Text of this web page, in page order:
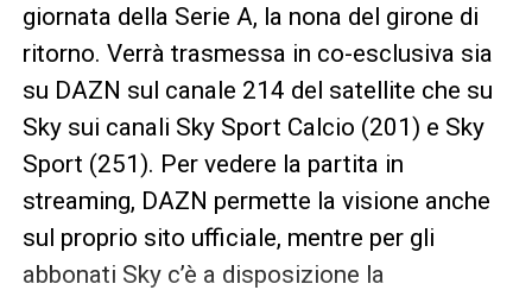
giornata della Serie A, la nona del girone di
ritorno. Verrà trasmessa in co-esclusiva sia
su DAZN sul canale 214 del satellite che su
Sky sui canali Sky Sport Calcio (201) e Sky
Sport (251). Per vedere la partita in
streaming, DAZN permette la visione anche
sul proprio sito ufficiale, mentre per gli
abbonati Sky c’è a disposizione la